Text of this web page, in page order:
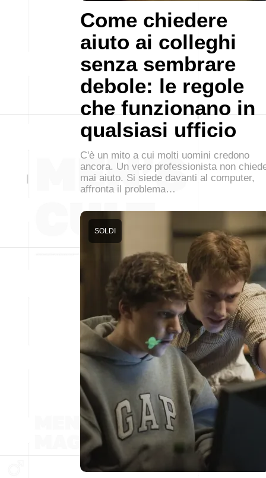
Come chiedere
aiuto ai colleghi
senza sembrare
debole: le regole
che funzionano in
qualsiasi ufficio
C'è un mito a cui molti uomini credono
ancora. Un vero professionista non
mai aiuto. Si siede davanti al computer,
affronta il problema…
SOLDI